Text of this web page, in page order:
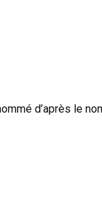
d’après le